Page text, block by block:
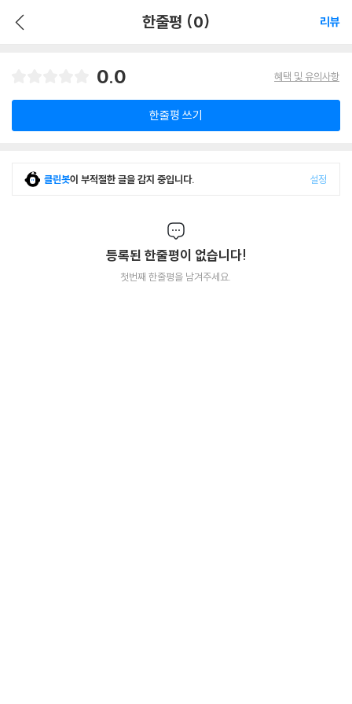
한줄평 (0) 리뷰
0.0 혜택 및 유의사항
한줄평 쓰기
클린봇이 부적절한 글을 감지 중입니다. 설정
등록된 한줄평이 없습니다!
첫번째 한줄평을 남겨주세요.